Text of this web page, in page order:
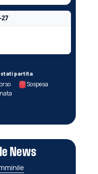
stati partita
Sospesa
News